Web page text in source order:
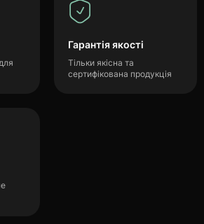
Гарантія якості
Тільки якісна та
сертифікована продукція